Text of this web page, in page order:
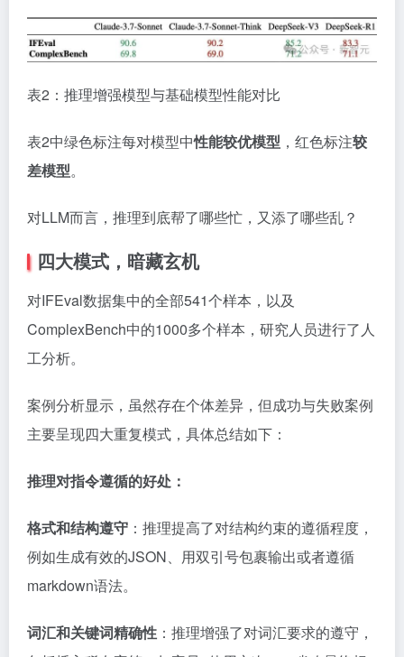
表2：推理增强模型与基础模型性能对比
表2中绿色标注每对模型中性能较优模型 ，红色标注较
差模型。
对LLM而言，推理到底帮了哪些忙，又添了哪些乱？
四大模式，暗藏玄机
对IFEval数据集中的全部541个样本，以及
ComplexBench中的1000多个样本，研究人员进行了人
工分析。
案例分析显示，虽然存在个体差异，但成功与失败案例
主要呈现四大重复模式，具体总结如下：
推理对指令遵循的好处：
格式和结构遵守 ：推理提高了对结构约束的遵循程度，
例如生成有效的JSON、用双引号包裹输出或者遵循
markdown语法。
词汇和关键词精确性 ：推理增强了对词汇要求的遵守，